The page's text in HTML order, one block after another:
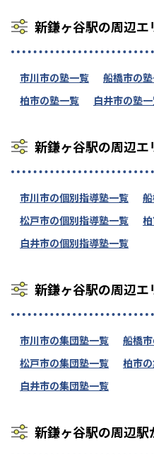
新鎌ヶ谷駅の周辺
市川市の塾一覧 船橋市の
柏市の塾一覧
白井市の塾
新鎌ヶ谷駅の周辺
市川市の個別指導塾一覧
松戸市の個別指導塾一覧
白井市の個別指導塾一覧
新鎌ヶ谷駅の周辺
市川市の集団塾一覧
船橋
松戸市の集団塾一覧
柏市
白井市の集団塾一覧
新鎌ヶ谷駅の周辺駅